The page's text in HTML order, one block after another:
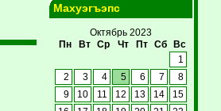
Махуэгъэпс
Октябрь 2023
Пн
Вт Ср Чт Пт Сб
Вс
1
2
3 4 5 6 7
8
9
10 11 12 13 14
15